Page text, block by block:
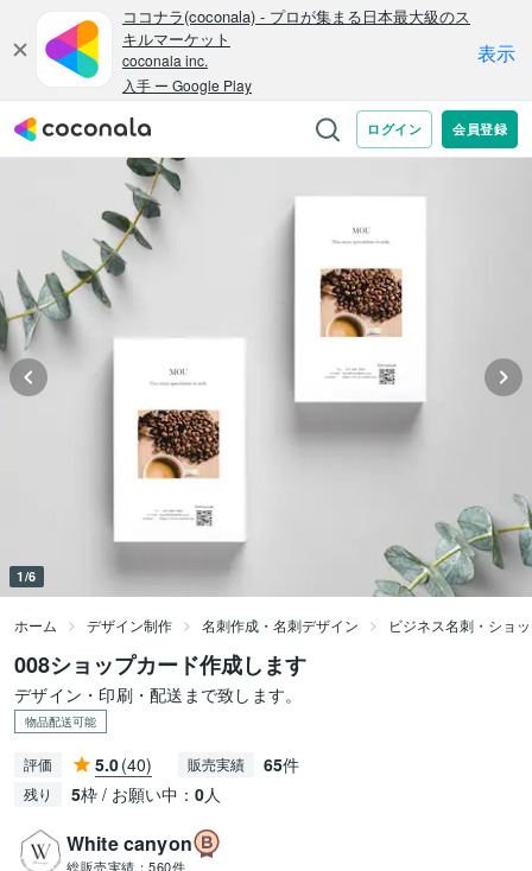
1/6
ホーム デザイン制作 名刺作成・名刺デザイン ビジネス名刺・ショ
008ショップカード作成します
デザイン・印刷・配送まで致します。
物品配送可能
評価 5.0(40) 販売実績 65件
残り 5枠 / お願い中： 0人
White canyon
総販売実績： 560件